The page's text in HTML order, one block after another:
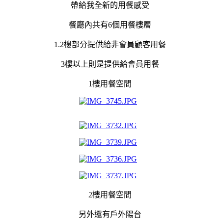
帶給我全新的用餐感受
餐廳內共有6個用餐樓層
1.2樓部分提供給非會員顧客用餐
3樓以上則是提供給會員用餐
1樓用餐空間
2樓用餐空間
另外還有戶外陽台